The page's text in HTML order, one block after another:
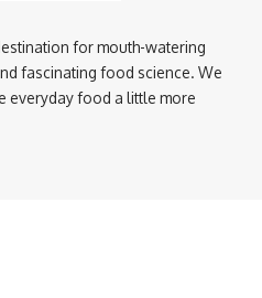
for mouth-watering
fascinating food science. We
everyday food a little more